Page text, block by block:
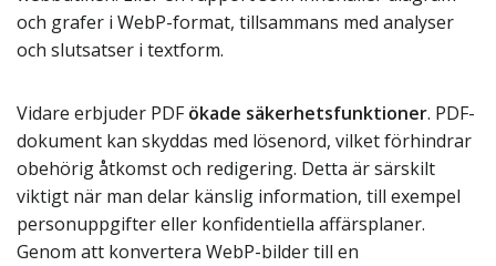
och grafer i WebP-format, tillsammans med analyser
och slutsatser i textform.
Vidare erbjuder PDFökade säkerhetsfunktioner. PDF-
dokument kan skyddas med lösenord, vilket förhindrar
obehörig åtkomst och redigering. Detta är särskilt
viktigt när man delar känslig information, till exempel
personuppgifter eller konfidentiella affärsplaner.
Genom att konvertera WebP-bilder till en